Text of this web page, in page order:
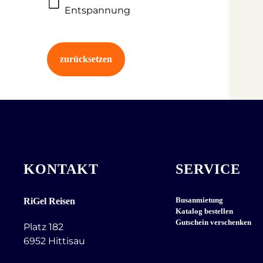
Entspannung
zurücksetzen
KONTAKT
RiGel Reisen
Platz 182
6952 Hittisau
SERVICE
Busanmietung
Katalog bestellen
Gutschein verschenken